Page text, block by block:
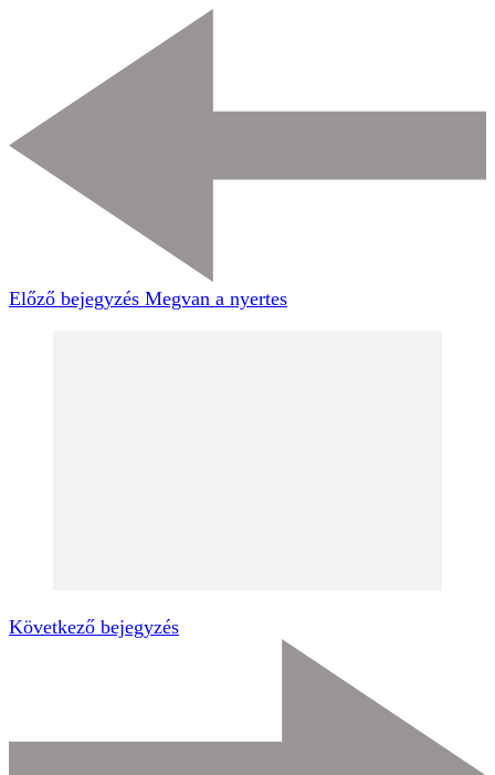
Előző bejegyzés Megvan a nyertes
Következő bejegyzés